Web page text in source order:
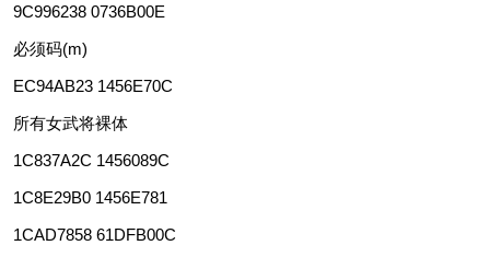
9C996238 0736B00E
必须码(m)
EC94AB23 1456E70C
所有女武将裸体
1C837A2C 1456089C
1C8E29B0 1456E781
1CAD7858 61DFB00C